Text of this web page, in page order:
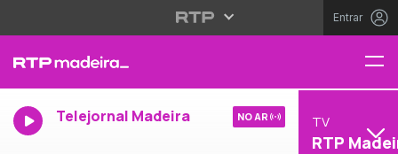
Entrar
Telejornal Madeira NO AR TV
RTP